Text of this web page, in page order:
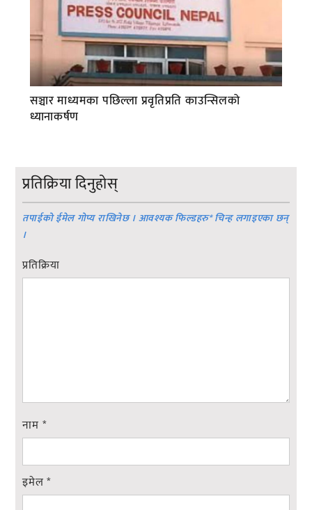
सञ्चार माध्यमका पछिल्ला प्रवृतिप्रति काउन्सिलको
ध्यानाकर्षण
प्रतिक्रिया दिनुहोस्
तपाईको ईमेल गोप्य राखिनेछ । आवश्यक फिल्डहरु*चिन्ह लगाइएका छन्
।
प्रतिक्रिया
नाम *
इमेल*